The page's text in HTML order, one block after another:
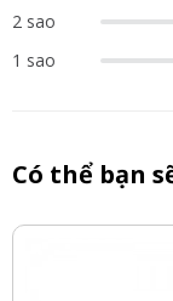
2 sao
1 sao
Có thể bạn